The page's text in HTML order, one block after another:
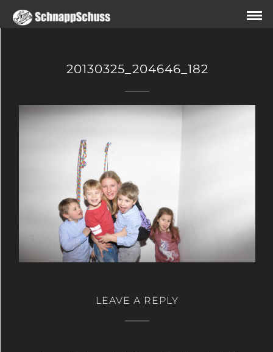
20130325_204646_182
LEAVE A REPLY